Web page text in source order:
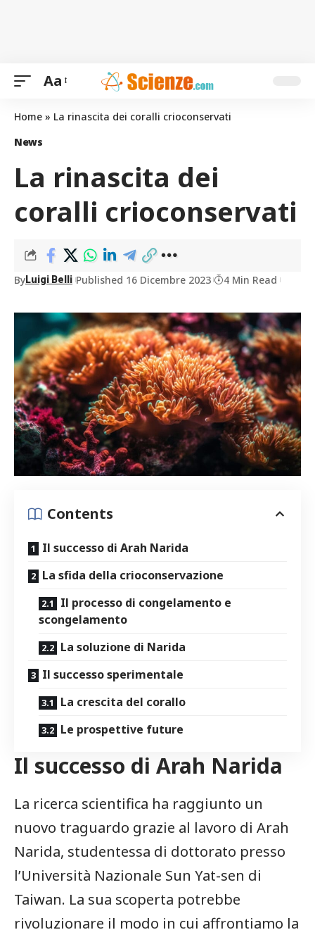
Aa
Home » La rinascita dei ⁣coralli crioconservati
News
La rinascita dei
⁣coralli crioconservati
ByLuigi Belli Published 16 Dicembre 2023 4 Min Read
Contents
Il successo di Arah Narida
La sfida della crioconservazione
Il processo di congelamento e​
scongelamento
La soluzione di‌ Narida
Il successo ​sperimentale
La crescita del corallo
Le prospettive future
Il successo di Arah Narida
La ricerca scientifica ha raggiunto un
nuovo traguardo‍ grazie al lavoro di⁣ Arah
Narida, studentessa di dottorato presso
l’Università Nazionale Sun Yat-sen ​di
Taiwan. La sua scoperta potrebbe
⁣rivoluzionare il⁢ modo in cui⁢ affrontiamo la